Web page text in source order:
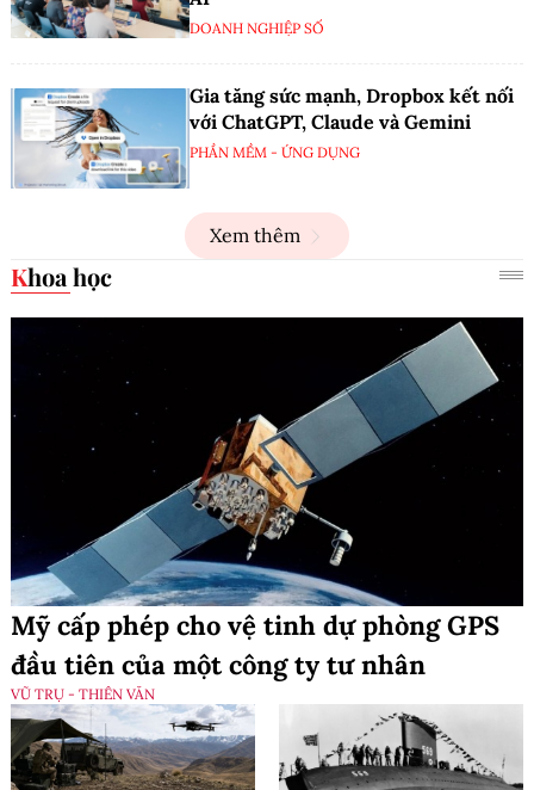
DOANH NGHIỆP SỐ
Gia tăng sức mạnh, Dropbox kết nối
với ChatGPT, Claude và Gemini
PHẦN MỀM - ỨNG DỤNG
Xem thêm
Khoa học
Mỹ cấp phép cho vệ tinh dự phòng GPS
đầu tiên của một công ty tư nhân
VŨ TRỤ - THIÊN VĂN